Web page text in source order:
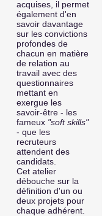
acquises, il permet
également d'en
savoir davantage
sur les convictions
profondes de
chacun en matière
de relation au
travail avec des
questionnaires
mettant en
exergue les
savoir-être - les
fameux "soft skills"
- que les
recruteurs
attendent des
candidats.
Cet atelier
débouche sur la
définition d'un ou
deux projets pour
chaque adhérent.